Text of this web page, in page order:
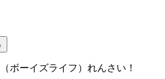
ボーイズライフ）れんさい！